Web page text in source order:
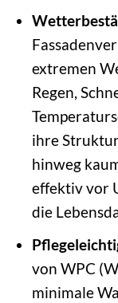
extremen
Regen,
ihre
hinweg
effektiv vor
die
von WPC
minimale